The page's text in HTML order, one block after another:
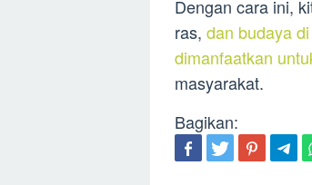
Dengan cara ini,
ras, dan budaya
dimanfaatkan
masyarakat.
Bagikan: